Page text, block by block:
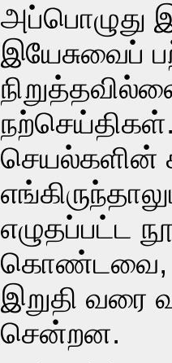
அப்பொழுது
இயேசுவைப்
செயல்களின்
எழுதப்பட்ட
கொண்டவை,
இறுதி வரை
சென்றன.